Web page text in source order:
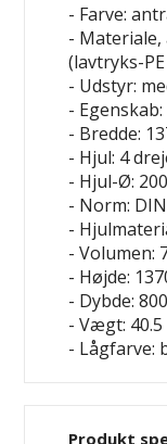
- Farve:
-
(lavtryks-
- Udstyr:
-
- Bredde:
- Hjul: 4
- Hjul-Ø:
- Norm:
-
- Volumen:
- Højde:
- Dybde:
- Vægt:
- Lågfarve:
Produkt